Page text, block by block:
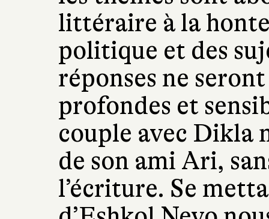
littéraire à la
politique et des
réponses ne
profondes et
couple avec Dikla
de son ami Ari,
l’écriture. Se